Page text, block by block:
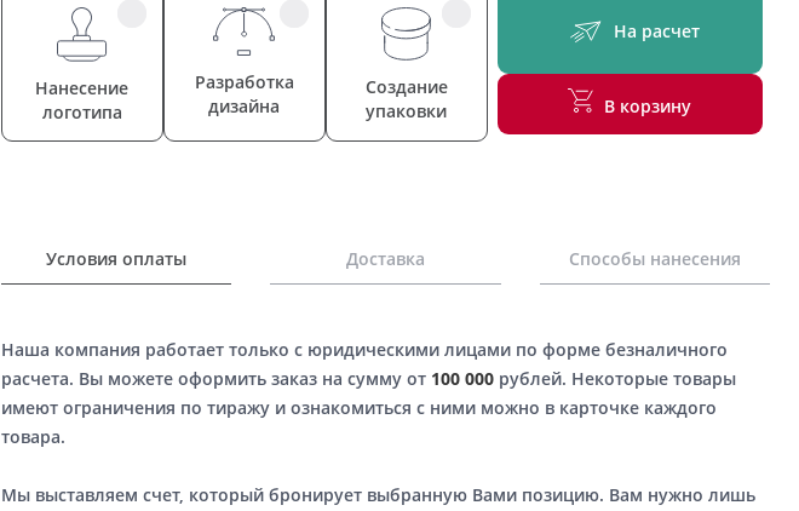
Нанесение
логотипа
Разработка
дизайна
Создание
упаковки
На расчет
В корзину
Условия оплаты Доставка Способы нанесения
Наша компания работает только с юридическими лицами по форме безналичного
расчета. Вы можете оформить заказ на сумму от 100 000рублей. Некоторые товары
имеют ограничения по тиражу и ознакомиться с ними можно в карточке каждого
товара.
Мы выставляем счет, который бронирует выбранную Вами позицию. Вам нужно лишь